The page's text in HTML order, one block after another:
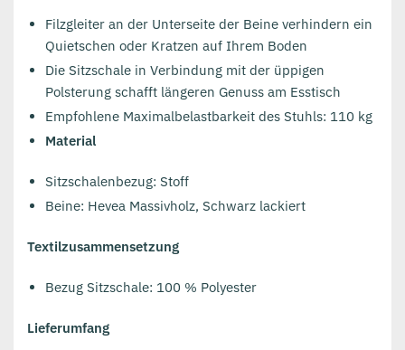
Filzgleiter an der Unterseite der Beine verhindern ein
Quietschen oder Kratzen auf Ihrem Boden
Die Sitzschale in Verbindung mit der üppigen
Polsterung schafft längeren Genuss am Esstisch
Empfohlene Maximalbelastbarkeit des Stuhls: 110 kg
Material
Sitzschalenbezug: Stoff
Beine: Hevea Massivholz, Schwarz lackiert
Textilzusammensetzung
Bezug Sitzschale: 100 % Polyester
Lieferumfang